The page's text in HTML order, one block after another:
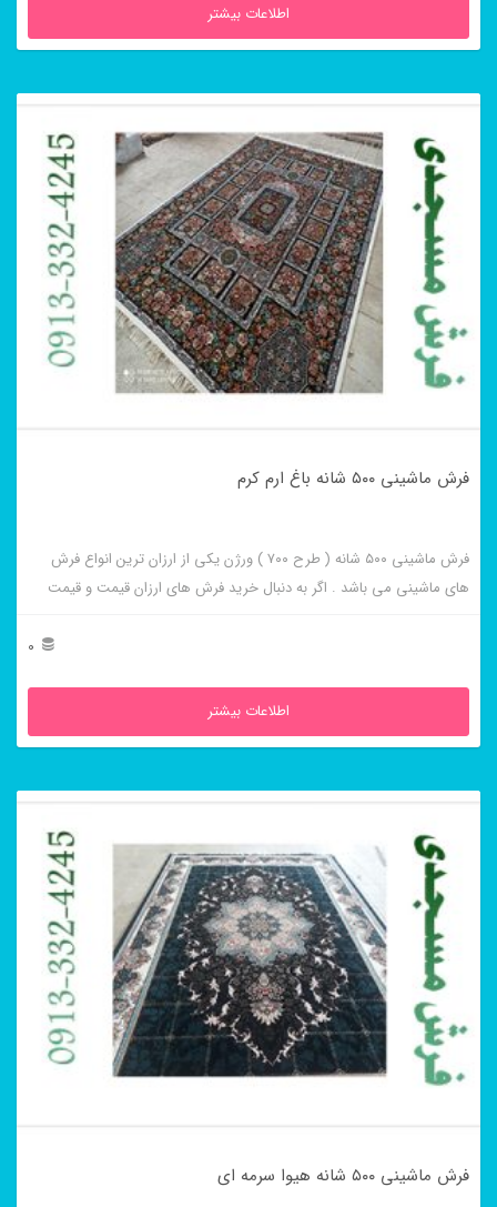
اطلاعات بیشتر
فرش ماشینی ۵۰۰ شانه باغ ارم کرم
فرش ماشینی ۵۰۰ شانه ( طرح ۷۰۰ ) ورژن یکی از ارزان ترین انواع فرش
های ماشینی می باشد . اگر به دنبال خرید فرش های ارزان قیمت و قیمت
0
اطلاعات بیشتر
فرش ماشینی ۵۰۰ شانه هیوا سرمه ای